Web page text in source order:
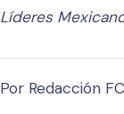
Líderes
Por Redacción